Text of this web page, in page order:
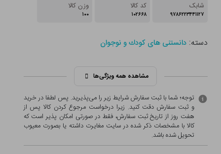
شابک
۹۷۸۶۲۲۳۴۴۱۱۲۷
کد کالا
۱۰۲۶۶۸
وزن کالا
۱۰۰
دسته:دانستنی های كودك و نوجوان
مشاهده همه ویژگی‌ها
توجه؛ شما با ثبت سفارش شرایط زیر را می‌پذیرید. پس لطفا در خرید
و ثبت سفارش دقت کنید. زیرا درخواست مرجوع کردن کالا پس از
هفت روز از تاریخ ثبت سفارش، فقط در صورتی امکان پذیر است که
کالا با مشخصات ذکر شده در سایت مغایرت داشته یا بصورت معيوب
تحویل شده باشد.